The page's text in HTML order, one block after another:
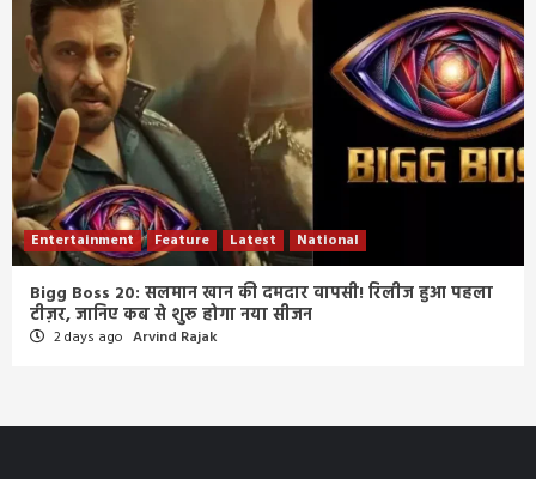
Entertainment Feature Latest National
Bigg Boss 20: सलमान खान की दमदार वापसी! रिलीज हुआ पहला
टीज़र, जानिए कब से शुरू होगा नया सीजन
2 days ago Arvind Rajak